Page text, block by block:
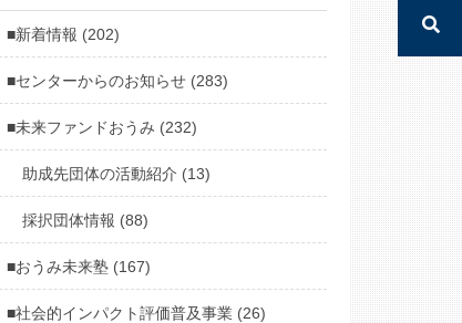
■新着情報 (202)
■センターからのお知らせ (283)
■未来ファンドおうみ (232)
助成先団体の活動紹介 (13)
採択団体情報 (88)
■おうみ未来塾 (167)
■社会的インパクト評価普及事業 (26)